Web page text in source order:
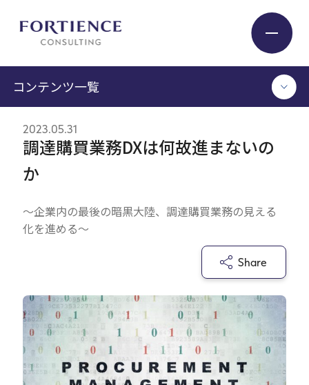
Service
Insight
Company
Careers
コンテンツ一覧
TOP
コンサルタント執筆記事
セミナー / イベント
調査 / レポート
メディア掲載
ログイン
調達購買業務DXは何故進まないの
か
～企業内の最後の暗黒大陸、調達購買業務の見える
化を進める～
2023.05.31
Share